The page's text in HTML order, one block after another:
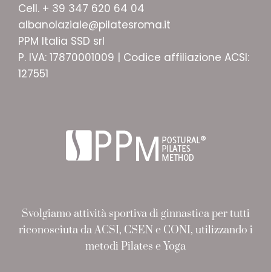
Cell. + 39 347 620 64 04
albanolaziale@pilatesroma.it
PPM Italia SSD srl
P. IVA: 17870001009 | Codice affiliazione ACSI:
127551
Svolgiamo attività sportiva di ginnastica per tutti
riconosciuta da ACSI, CSEN e CONI, utilizzando i
metodi Pilates e Yoga